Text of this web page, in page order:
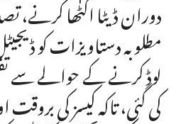
دوران ڈیٹا اکٹھا
مطلوبہ دستاویزات کو
لوڈ کرنے کے حوالے سے
کی گئی، تاکہ کیسز کی